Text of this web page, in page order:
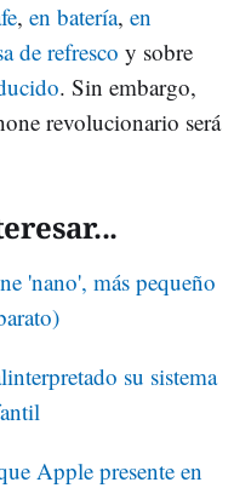
, en batería, en
de refresco y sobre
. Sin embargo,
revolucionario será
'nano', más pequeño
su sistema
Apple presente en